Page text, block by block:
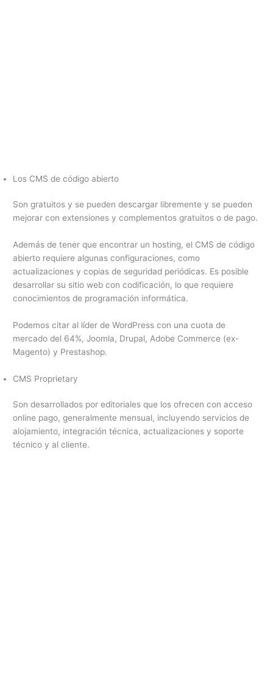
Los CMS de código abierto
Son gratuitos y se pueden descargar libremente y se pueden
mejorar con extensiones y complementos gratuitos o de pago.
Además de tener que encontrar un hosting, el CMS de código
abierto requiere algunas configuraciones, como
actualizaciones y copias de seguridad periódicas. Es posible
desarrollar su sitio web con codificación, lo que requiere
conocimientos de programación informática.
Podemos citar al líder de WordPress con una cuota de
mercado del 64%, Joomla, Drupal, Adobe Commerce (ex-
Magento) y Prestashop.
CMS Proprietary
Son desarrollados por editoriales que los ofrecen con acceso
online pago, generalmente mensual, incluyendo servicios de
alojamiento, integración técnica, actualizaciones y soporte
técnico y al cliente.